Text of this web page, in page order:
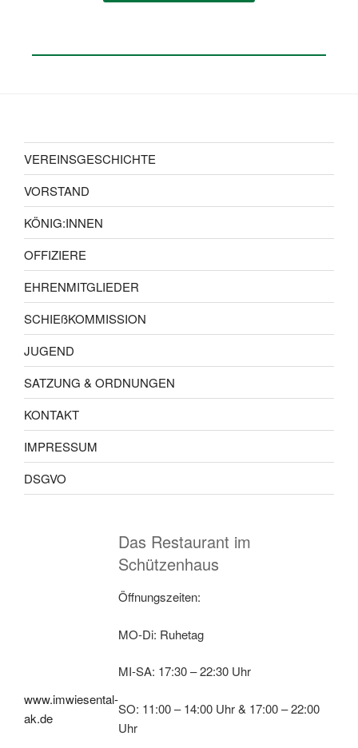
VEREINSGESCHICHTE
VORSTAND
KÖNIG:INNEN
OFFIZIERE
EHRENMITGLIEDER
SCHIEßKOMMISSION
JUGEND
SATZUNG & ORDNUNGEN
KONTAKT
IMPRESSUM
DSGVO
www.imwiesental-
ak.de
Das Restaurant im
Schützenhaus
Öffnungszeiten:
MO-Di: Ruhetag
MI-SA: 17:30 – 22:30 Uhr
SO: 11:00 – 14:00 Uhr & 17:00 – 22:00
Uhr